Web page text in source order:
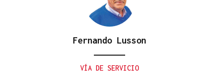
Fernando Lusson
VÍA DE SERVICIO